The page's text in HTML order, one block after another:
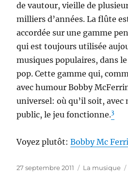
de vautour, vieille de
milliers d’années. La flûte
accordée sur une gamme
qui est toujours utilisée
musiques populaires, dans
pop. Cette gamme qui,
avec humour Bobby
universel: où qu’il soit, avec
public, le jeu fonctionne.3
Voyez plutôt:Bobby Mc
Publié
27 septembre 2011 Catégories
La musique